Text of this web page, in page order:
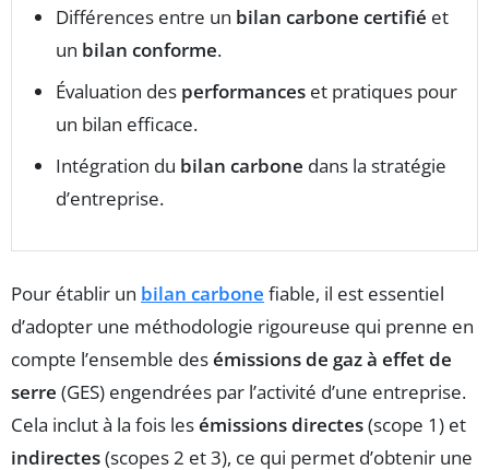
Différences entre un bilan carbone certifié et
un bilan conforme.
Évaluation des performances et pratiques pour
un bilan efficace.
Intégration du bilan carbone dans la stratégie
d’entreprise.
Pour établir un bilan carbone fiable, il est essentiel
d’adopter une méthodologie rigoureuse qui prenne en
compte l’ensemble desémissions de gaz à effet de
serre (GES) engendrées par l’activité d’une entreprise.
Cela inclut à la fois lesémissions directes(scope 1) et
indirectes(scopes 2 et 3), ce qui permet d’obtenir une